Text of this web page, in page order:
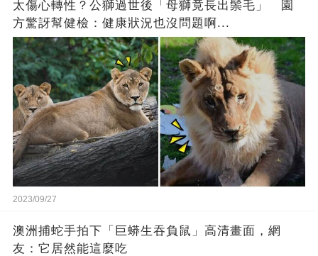
太傷心轉性？公獅過世後「母獅竟長出鬃毛」 園
方驚訝幫健檢：健康狀況也沒問題啊...
2023/09/27
澳洲捕蛇手拍下「巨蟒生吞負鼠」高清畫面，網
友：它居然能這麼吃